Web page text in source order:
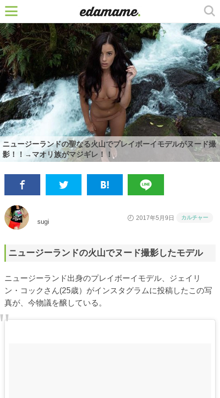
ニュージーランドの聖なる火山でプレイボーイモデルがヌード撮
影！！→マオリ族がマジギレ！！
sugi
2017年5月9日 カルチャー
ニュージーランドの火山でヌード撮影したモデル
ニュージーランド出身のプレイボーイモデル、ジェイリ
ン・コックさん(25歳）がインスタグラムに投稿したこの写
真が、今物議を醸している。